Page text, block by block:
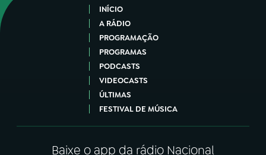
INÍCIO
A RÁDIO
PROGRAMAÇÃO
PROGRAMAS
PODCASTS
VIDEOCASTS
ÚLTIMAS
FESTIVAL DE MÚSICA
Baixe o app da rádio Nacional